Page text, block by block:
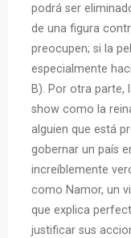
podrá ser
de una figura
preocupen; si la
especialmente
B). Por otra parte,
show como la
alguien que está
gobernar un país
increíblemente
como Namor, un
que explica
justificar sus